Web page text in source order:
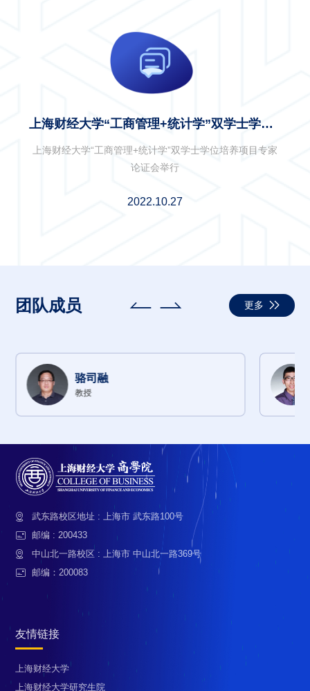
上海财经大学“工商管理+统计学”双学士学位
培养项目专家论证会举行
上海财经大学“工商管理+统计学”双学士学位培养项目专家
论证会举行
2022.10.27
团队成员 更多
骆司融
教授
武东路校区地址 : 上海市 武东路100号
邮编 : 200433
中山北一路校区 : 上海市 中山北一路369号
邮编：200083
友情链接
上海财经大学
上海财经大学研究生院